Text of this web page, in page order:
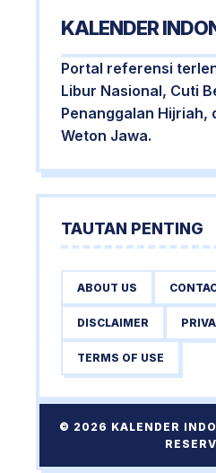
KALENDER
Portal referensi
Libur Nasional, Cuti
Penanggalan Hijriah,
Weton Jawa.
TAUTAN PENTING
ABOUT US
DISCLAIMER
TERMS OF USE
© 2026 KALENDER